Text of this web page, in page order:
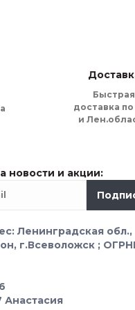
дизайна. Вообще, по
имеют одну лишь точку
выпуклые или, наоборот,
Если вы любите комфорт и
Изделия в форме капель
Когда мебель в
в зубах привнесет в ваш
Одним из самых
искусственным способом.
Быстрая
доставка
и
новости и акции:
Ленинградская обл.,
г.Всеволожск ;
Анастасия